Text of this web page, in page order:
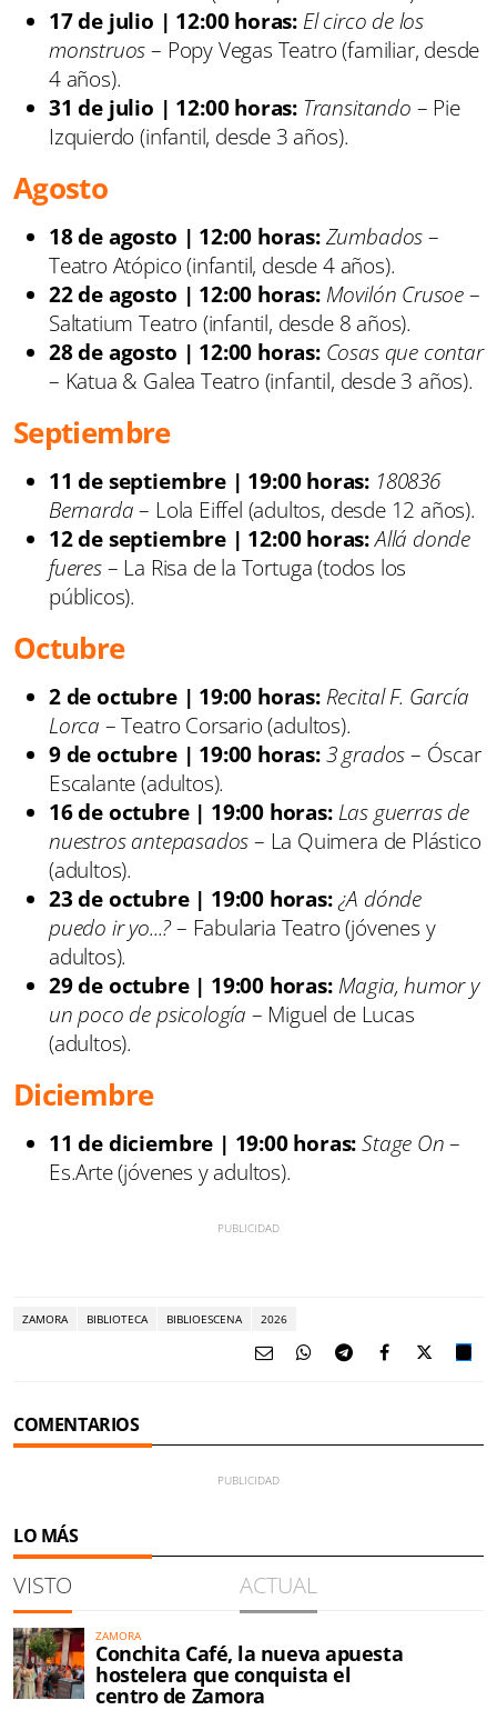
17 de julio | 12:00 horas: El circo de los
monstruos– Popy Vegas Teatro (familiar, desde
4 años).
31 de julio | 12:00 horas: Transitando – Pie
Izquierdo (infantil, desde 3 años).
Agosto
18 de agosto | 12:00 horas:Zumbados–
Teatro Atópico (infantil, desde 4 años).
22 de agosto | 12:00 horas: Movilón Crusoe–
Saltatium Teatro (infantil, desde 8 años).
28 de agosto | 12:00 horas: Cosas que contar
– Katua & Galea Teatro (infantil, desde 3 años).
Septiembre
11 de septiembre | 19:00 horas: 180836
Bernarda– Lola Eiffel (adultos, desde 12 años).
12 de septiembre | 12:00 horas:Allá donde
fueres– La Risa de la Tortuga (todos los
públicos).
Octubre
2 de octubre | 19:00 horas: Recital F. García
Lorca – Teatro Corsario (adultos).
9 de octubre | 19:00 horas:3 grados– Óscar
Escalante (adultos).
16 de octubre | 19:00 horas: Las guerras de
nuestros antepasados– La Quimera de Plástico
(adultos).
23 de octubre | 19:00 horas: ¿A dónde
puedo ir yo...?– Fabularia Teatro (jóvenes y
adultos).
29 de octubre | 19:00 horas: Magia, humor y
un poco de psicología – Miguel de Lucas
(adultos).
Diciembre
11 de diciembre | 19:00 horas:Stage On–
Es.Arte (jóvenes y adultos).
ZAMORA BIBLIOTECA BIBLIOESCENA 2026
COMENTARIOS
LO MÁS
VISTO ACTUAL
ZAMORA
Conchita Café, la nueva apuesta
hostelera que conquista el
centro de Zamora